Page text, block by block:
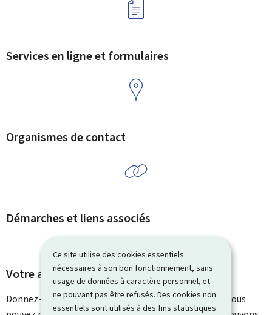
Ce site utilise des cookies essentiels
nécessaires à son bon fonctionnement, sans
usage de données à caractère personnel, et
ne pouvant pas être refusés. Des cookies non
essentiels sont utilisés à des fins statistiques
Services en ligne et formulaires
Organismes de contact
Démarches et liens associés
Votre avis nous intéresse
Donnez-nous votre avis sur le contenu de cette page. Vous